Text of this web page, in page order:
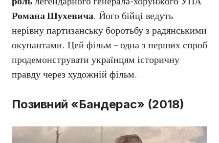
Романа Шухевича. Його бійці ведуть
нерівну партизанську боротьбу з радянськими
окупантами. Цей фільм – одна з перших спроб
продемонструвати українцям історичну
правду через художній фільм.
Позивний «Бандерас» (2018)